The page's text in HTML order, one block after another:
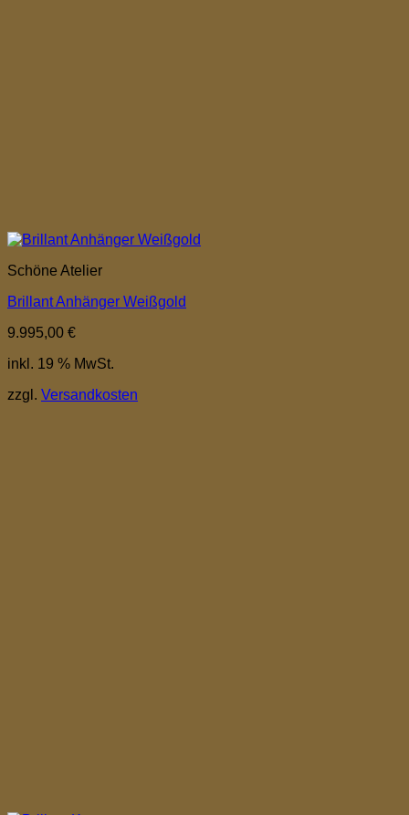
Schöne Atelier
Brillant Anhänger Weißgold
9.995,00 €
inkl. 19 % MwSt.
zzgl. Versandkosten